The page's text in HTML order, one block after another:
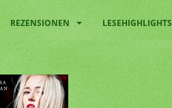
REZENSIONEN LESEHIGHLIGHTS